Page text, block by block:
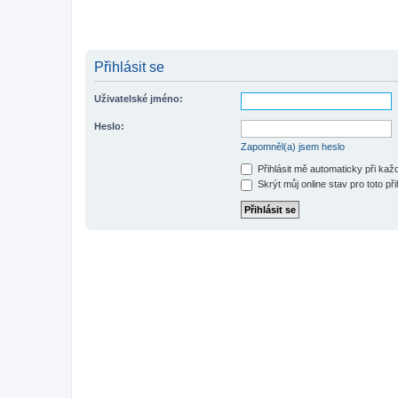
Přihlásit se
Uživatelské jméno:
Heslo:
Zapomněl(a) jsem heslo
Přihlásit mě automaticky při
Skrýt můj online stav pro toto